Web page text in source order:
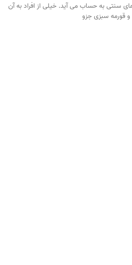
به حساب می‌ آید. خیلی از افراد به آن
و قورمه سبزی جزو